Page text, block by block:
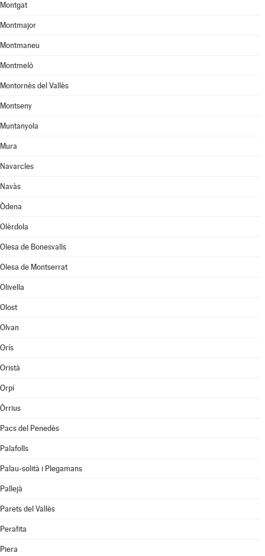
Montgat
Montmajor
Montmaneu
Montmeló
Montornès del Vallès
Montseny
Muntanyola
Mura
Navarcles
Navàs
Òdena
Olèrdola
Olesa de Bonesvalls
Olesa de Montserrat
Olivella
Olost
Olvan
Orís
Oristà
Orpí
Òrrius
Pacs del Penedès
Palafolls
Palau-solità i Plegamans
Pallejà
Parets del Vallès
Perafita
Piera